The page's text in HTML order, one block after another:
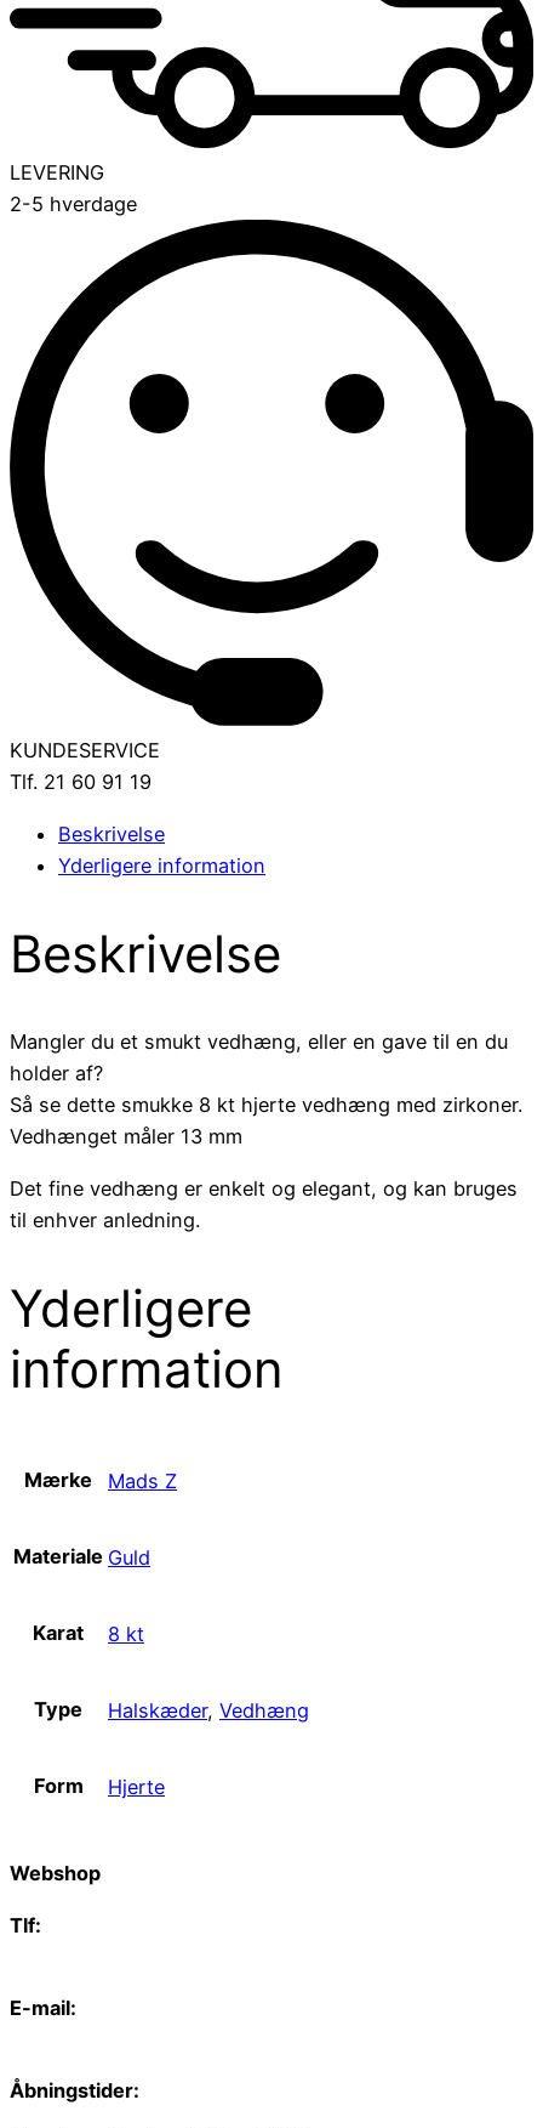
LEVERING
2-5 hverdage
KUNDESERVICE
Tlf. 21 60 91 19
Beskrivelse
Yderligere information
Beskrivelse
Mangler du et smukt vedhæng, eller en gave til en du
holder af?
Så se dette smukke 8 kt hjerte vedhæng med zirkoner.
Vedhænget måler 13 mm
Det fine vedhæng er enkelt og elegant, og kan bruges
til enhver anledning.
Yderligere
information
Mærke Mads Z
Materiale Guld
Karat 8 kt
Type Halskæder, Vedhæng
Form Hjerte
Webshop
Tlf:
E-mail:
Åbningstider: